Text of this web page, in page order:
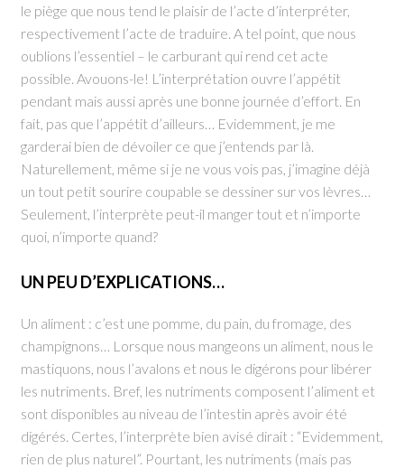
le piège que nous tend le plaisir de l’acte d’interpréter,
respectivement l’acte de traduire. A tel point, que nous
oublions l’essentiel – le carburant qui rend cet acte
possible. Avouons-le! L’interprétation ouvre l’appétit
pendant mais aussi après une bonne journée d’effort. En
fait, pas que l’appétit d’ailleurs… Evidemment, je me
garderai bien de dévoiler ce que j’entends par là.
Naturellement, même si je ne vous vois pas, j’imagine déjà
un tout petit sourire coupable se dessiner sur vos lèvres…
Seulement, l’interprète peut-il manger tout et n’importe
quoi, n’importe quand?
UN PEU D’EXPLICATIONS…
Un aliment : c’est une pomme, du pain, du fromage, des
champignons… Lorsque nous mangeons un aliment, nous le
mastiquons, nous l’avalons et nous le digérons pour libérer
les nutriments. Bref, les nutriments composent l’aliment et
sont disponibles au niveau de l’intestin après avoir été
digérés. Certes, l’interprète bien avisé dirait : “Evidemment,
rien de plus naturel”. Pourtant, les nutriments (mais pas